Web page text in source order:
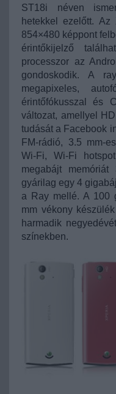
ST18i néven
hetekkel ezelőtt.
854×480 képpont
érintőkijelző
processzor az
gondoskodik. A
megapixeles,
érintőfókusszal és
változat, amellyel
tudását a Facebook
FM-rádió, 3.5 mm-
Wi-Fi, Wi-Fi
megabájt
gyárilag egy 4
a Ray mellé. A 100
mm vékony
harmadik
színekben.